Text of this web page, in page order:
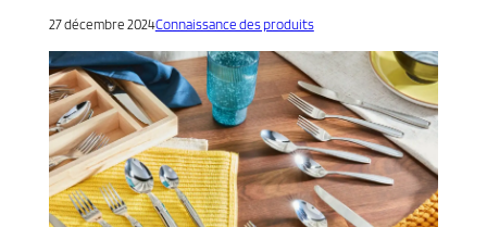
27 décembre 2024Connaissance des produits